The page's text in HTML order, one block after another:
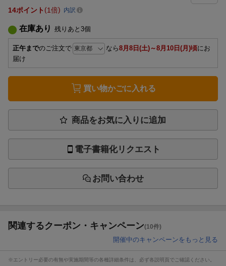
14ポイント 1倍 内訳
在庫あり 残りあと 3個
正午までのご注文で なら8月8日(土)～8月10日(月)頃にお
届け
買い物かごに入れる
商品をお気に入りに追加
電子書籍化リクエスト
お問い合わせ
関連するクーポン・キャンペーン(10件)
開催中のキャンペーンをもっと見る
※エントリー必要の有無や実施期間等の各種詳細条件は、必ず各説明頁でご確認ください。